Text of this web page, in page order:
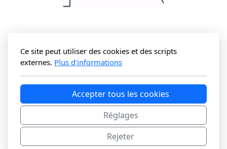
Pour tous vos paiements :
Merci d'utiliser le compte IBAN suivant :CH47 0900 0000 1001 7071
Société de développement - 1522 Lucens
Mentions légales/Politique de confidentialité
Ce site peut utiliser des cookies et des scripts
externes. Plus d'informations
Accepter tous les cookies
Réglages
Rejeter